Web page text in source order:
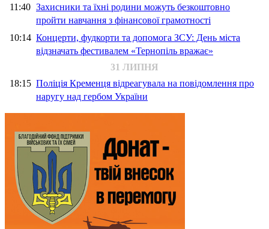
11:40 Захисники та їхні родини можуть безкоштовно
пройти навчання з фінансової грамотності
10:14 Концерти, фудкорти та допомога ЗСУ: День міста
відзначать фестивалем «Тернопіль вражає»
31 ЛИПНЯ
18:15 Поліція Кременця відреагувала на повідомлення про
наругу над гербом України